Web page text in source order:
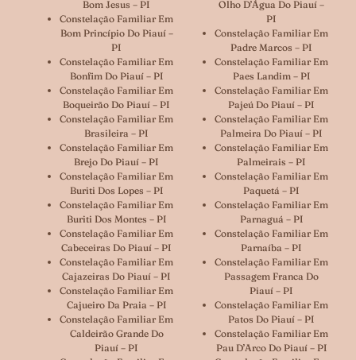
Bom Jesus – PI
Constelação Familiar Em
Bom Princípio Do Piauí –
PI
Constelação Familiar Em
Bonfim Do Piauí – PI
Constelação Familiar Em
Boqueirão Do Piauí – PI
Constelação Familiar Em
Brasileira – PI
Constelação Familiar Em
Brejo Do Piauí – PI
Constelação Familiar Em
Buriti Dos Lopes – PI
Constelação Familiar Em
Buriti Dos Montes – PI
Constelação Familiar Em
Cabeceiras Do Piauí – PI
Constelação Familiar Em
Cajazeiras Do Piauí – PI
Constelação Familiar Em
Cajueiro Da Praia – PI
Constelação Familiar Em
Caldeirão Grande Do
Piauí – PI
Olho D’Água Do Piauí –
PI
Constelação Familiar Em
Padre Marcos – PI
Constelação Familiar Em
Paes Landim – PI
Constelação Familiar Em
Pajeú Do Piauí – PI
Constelação Familiar Em
Palmeira Do Piauí – PI
Constelação Familiar Em
Palmeirais – PI
Constelação Familiar Em
Paquetá – PI
Constelação Familiar Em
Parnaguá – PI
Constelação Familiar Em
Parnaíba – PI
Constelação Familiar Em
Passagem Franca Do
Piauí – PI
Constelação Familiar Em
Patos Do Piauí – PI
Constelação Familiar Em
Pau D’Arco Do Piauí – PI